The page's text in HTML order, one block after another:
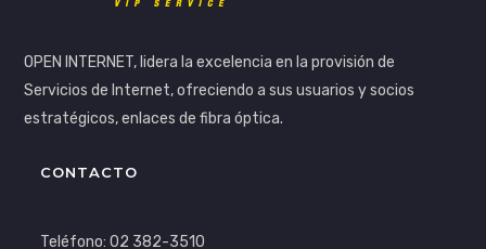
OPEN INTERNET, lidera la excelencia en la provisión de
Servicios de Internet, ofreciendo a sus usuarios y socios
estratégicos, enlaces de fibra óptica.
CONTACTO
Teléfono: 02 382-3510